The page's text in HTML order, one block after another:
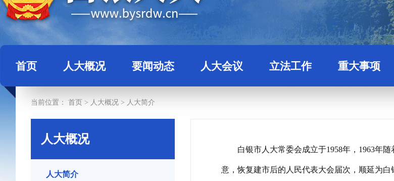
首页 人大概况 要闻动态 人大会议 立法工作 重大事项
当前位置： 首页 > 人大概况 > 人大简介
人大概况
人大简介
白银市人大常委会成立于1958年，1963年随
意，恢复建市后的人民代表大会届次，顺延为